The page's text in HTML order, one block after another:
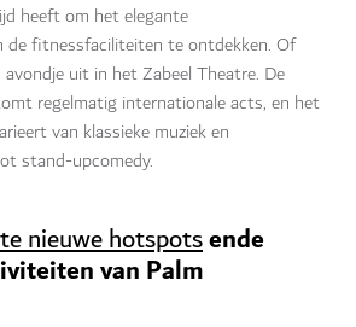
heeft om het elegante
de fitnessfaciliteiten te ontdekken. Of
uit in het Zabeel Theatre. De
regelmatig internationale acts, en het
van klassieke muziek en
stand-upcomedy.
nieuwe hotspotsende
van Palm